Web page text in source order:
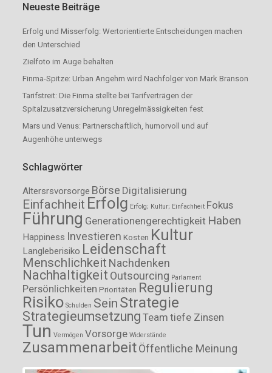
Neueste Beiträge
Erfolg und Misserfolg: Wertorientierte Entscheidungen machen
den Unterschied
Zielfoto im Auge behalten
Finma-Spitze: Urban Angehrn wird Nachfolger von Mark Branson
Tarifstreit: Die Finma stellte bei Tarifverträgen der
Spitalzusatzversicherung Unregelmässigkeiten fest
Mars und Venus: Partnerschaftlich, humorvoll und auf
Augenhöhe unterwegs
Schlagwörter
Altersrsvorsorge Börse Digitalisierung
Einfachheit Erfolg Erfolg; Kultur; Einfachheit Fokus
Führung Generationengerechtigkeit Haben
Happiness Investieren Kosten Kultur
Langleberisiko Leidenschaft
Menschlichkeit Nachdenken
Nachhaltigkeit Outsourcing Parlament
Persönlichkeiten Prioritäten Regulierung
Risiko Schulden Sein Strategie
Strategieumsetzung Team tiefe Zinsen
Tun Vermögen Vorsorge Widerstände
ZusammenarbeitÖffentliche Meinung